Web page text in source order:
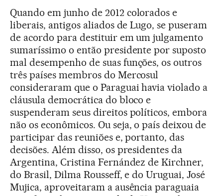
Quando em junho de 2012 colorados e
liberais, antigos aliados de Lugo, se puseram
de acordo para destituir em um julgamento
sumaríssimo o então presidente por suposto
mal desempenho de suas funções, os outros
três países membros do Mercosul
consideraram que o Paraguai havia violado a
cláusula democrática do bloco e
suspenderam seus direitos políticos, embora
não os econômicos. Ou seja, o país deixou de
participar das reuniões e, portanto, das
decisões. Além disso, os presidentes da
Argentina, Cristina Fernández de Kirchner,
do Brasil, Dilma Rousseff, e do Uruguai, José
Mujica, aproveitaram a ausência paraguaia